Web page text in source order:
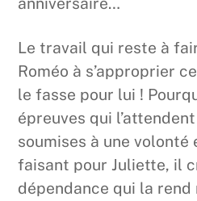
Le travail qui reste à
Roméo à s’approprier
le fasse pour lui !
épreuves qui
soumises à une volonté
faisant pour Juliette, il
dépendance qui la rend